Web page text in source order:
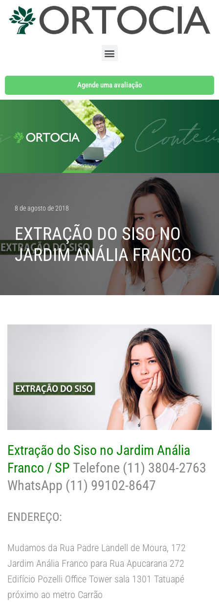
Pular
Agende uma avaliação
8 de agosto de 2018
EXTRAÇÃO DO SISO NO
JARDIM ANÁLIA FRANCO
Extração do Siso no Jardim Anália
Franco / SP Telefone (11) 3804-2763
WhatsApp (11) 99102-8647
ENDEREÇO:
Mudamos da Rua Padre Landell de Moura, 172
Jardim Anália Franco para Rua Apucarana 272
Edifício Pozelli Office Tower sala 1301 Tatuapé
próximo ao metro Carrão